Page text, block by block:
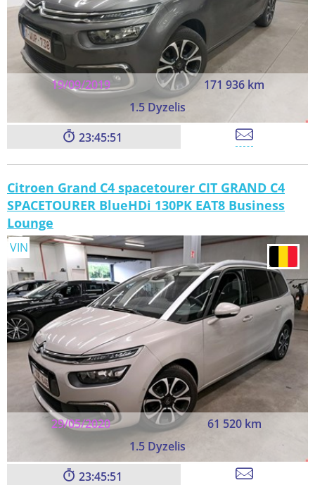
19/09/2019
171 936 km
1.5 Dyzelis
23:45:49
Citroen Grand C4 spacetourer CIT GRAND C4
SPACETOURER BlueHDi 130PK EAT8 Business
Lounge
29/05/2020
61 520 km
1.5 Dyzelis
VIN
23:45:49